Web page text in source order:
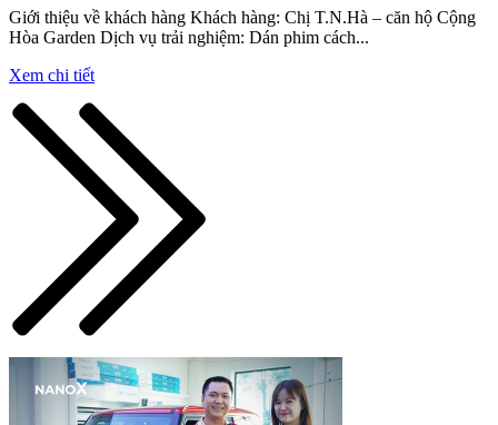
Giới thiệu về khách hàng Khách hàng: Chị T.N.Hà – căn hộ Cộng
Hòa Garden Dịch vụ trải nghiệm: Dán phim cách...
Xem chi tiết